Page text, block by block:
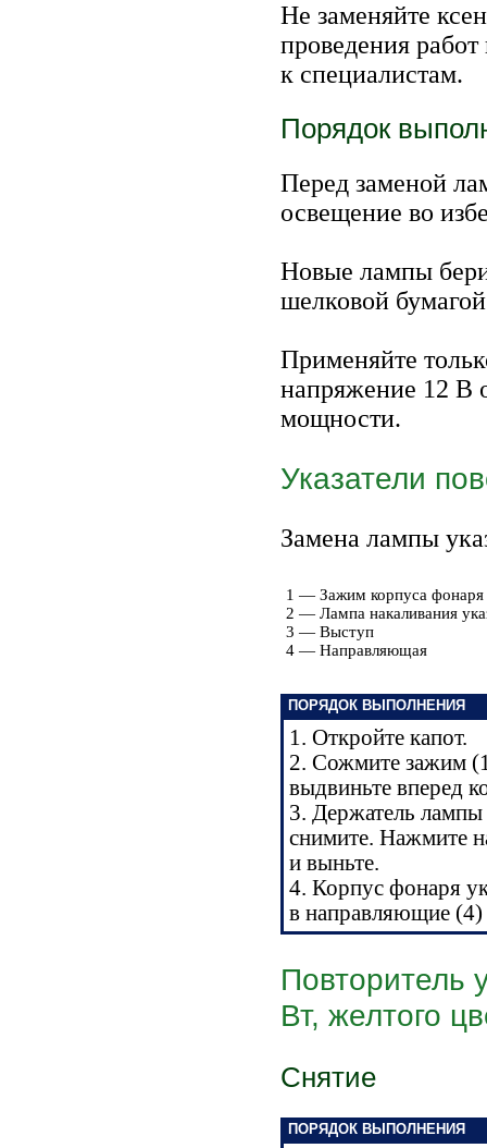
Не заменяйте
проведения
к специалистам.
Порядок
Перед заменой
освещение во
Новые лампы
шелковой
Применяйте
напряжение 12 В
мощности.
Указатели
Замена лампы
1 — Зажим корпуса фонаря
2 — Лампа накаливания
3 — Выступ
4 — Направляющая
ПОРЯДОК ВЫПОЛНЕНИЯ
1. Откройте капот.
2. Сожмите зажим
выдвиньте вперед
3. Держатель лампы
снимите. Нажмите
и выньте.
4. Корпус фонаря
в направляющие (4)
Повторитель
Вт, желтого
Снятие
ПОРЯДОК ВЫПОЛНЕНИЯ